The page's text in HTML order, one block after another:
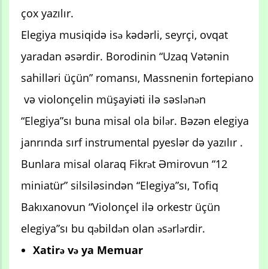
çox yazılır.
Elegiya musiqidә isə kәdәrli, seyrçi, ovqat
yaradan әsәrdir. Borodinin “Uzaq Vәtәnin
sahillәri üçün” romansı, Massnenin fortepiano
vә violonçelin müşayiәti ilә sәslənən
“Elegiya”sı buna misal ola bilər. Bәzәn elegiya
janrında sırf instrumental pyeslәr dә yazılır .
Bunlara misal olaraq Fikrət Әmirovun “12
miniatür” silsilәsindәn “Elegiya”sı, Tofiq
Bakıxanovun “Violonçel ilә orkestr üçün
elegiya”sı bu qəbildən olan əsərlərdir.
Xatirə və ya Memuar